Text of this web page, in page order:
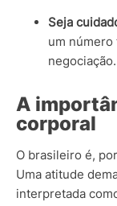
Seja
um número
negociação.
A
corporal
O brasileiro é,
Uma atitude
interpretada